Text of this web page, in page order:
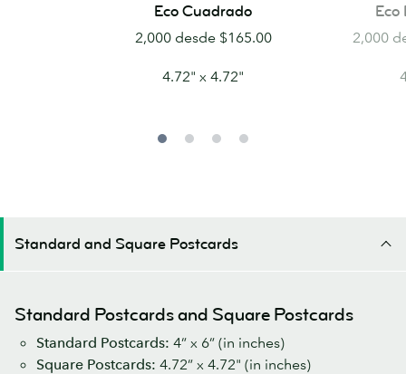
CuadradoEco Cuadrado
2,000 desde $165.00
4.72" x 4.72"
Eco
2,000
Standard and Square Postcards
Standard Postcards and Square Postcards
Standard Postcards: 4” x 6” (in inches)
Square Postcards: 4.72” x 4.72" (in inches)